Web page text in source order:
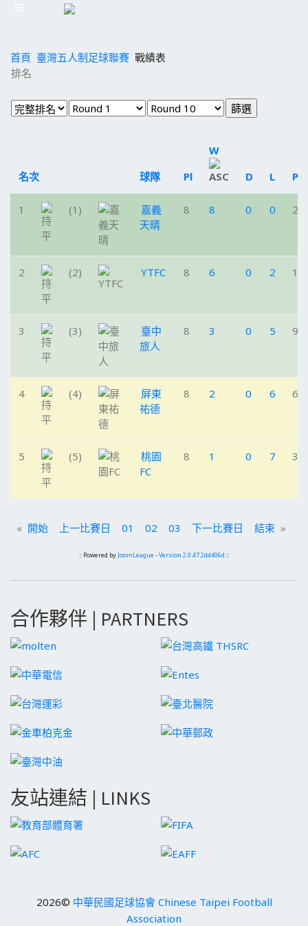
首頁 臺灣五人制足球聯賽 戰績表
排名
名次 球隊 Pl
W
D
L
1 (1)
嘉義
天晴
8 8 0 0 24
2 (2) YTFC 8 6 0 2 18
3 (3)
臺中
旅人
8 3 0 5 9
4 (4)
屏東
祐德
8 2 0 6 6
5 (5)
桃園
FC
8 1 0 7 3
« 開始 上一比賽日 01 02 03 下一比賽日 結束 »
:: Powered by JoomLeague -Version 2.0.47.2dd406d ::
合作夥伴 | PARTNERS
友站連結 | LINKS
2026© 中華民國足球協會 Chinese Taipei Football
Association